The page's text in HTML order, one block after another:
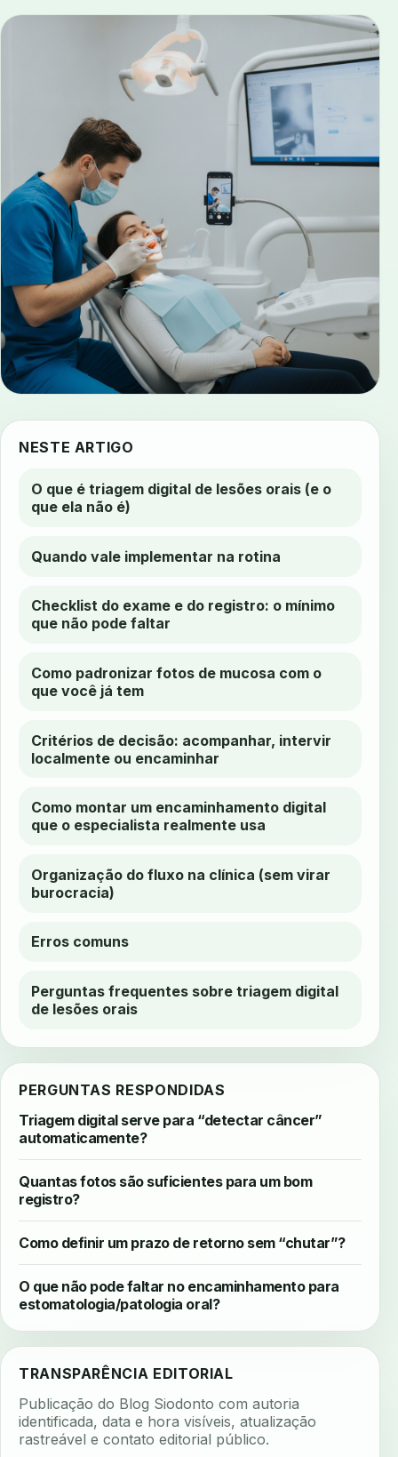
NESTE ARTIGO
O que é triagem digital de lesões orais (e o
que ela não é)
Quando vale implementar na rotina
Checklist do exame e do registro: o mínimo
que não pode faltar
Como padronizar fotos de mucosa com o
que você já tem
Critérios de decisão: acompanhar, intervir
localmente ou encaminhar
Como montar um encaminhamento digital
que o especialista realmente usa
Organização do fluxo na clínica (sem virar
burocracia)
Erros comuns
Perguntas frequentes sobre triagem digital
de lesões orais
PERGUNTAS RESPONDIDAS
Triagem digital serve para “detectar câncer”
automaticamente?
Quantas fotos são suficientes para um bom
registro?
Como definir um prazo de retorno sem “chutar”?
O que não pode faltar no encaminhamento para
estomatologia/patologia oral?
TRANSPARÊNCIA EDITORIAL
Publicação do Blog Siodonto com autoria
identificada, data e hora visíveis, atualização
rastreável e contato editorial público.